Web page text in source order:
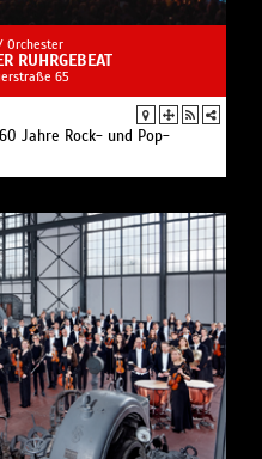
Orchester
RUHRGEBEAT
65
Jahre Rock- und Pop-